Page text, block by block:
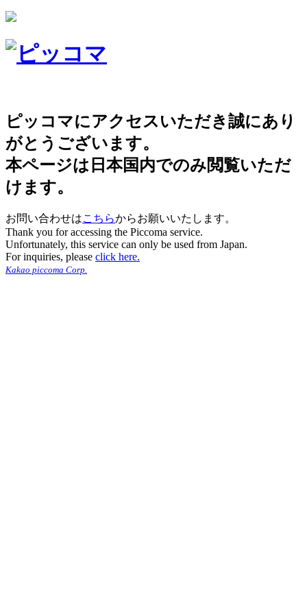
ピッコマにアクセスいただき誠にあり
がとうございます。
本ページは日本国内でのみ閲覧いただ
けます。
お問い合わせはこちらからお願いいたします。
Thank you for accessing the Piccoma service.
Unfortunately, this service can only be used from Japan.
For inquiries, please click here.
Kakao piccoma Corp.